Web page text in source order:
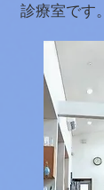
診療室です。